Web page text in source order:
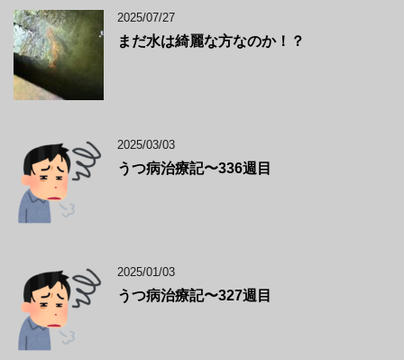
2025/07/27
まだ水は綺麗な方なのか！？
2025/03/03
うつ病治療記〜336週目
2025/01/03
うつ病治療記〜327週目